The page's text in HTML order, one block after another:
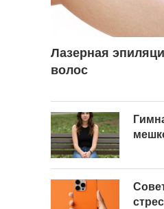
Лазерная
волос